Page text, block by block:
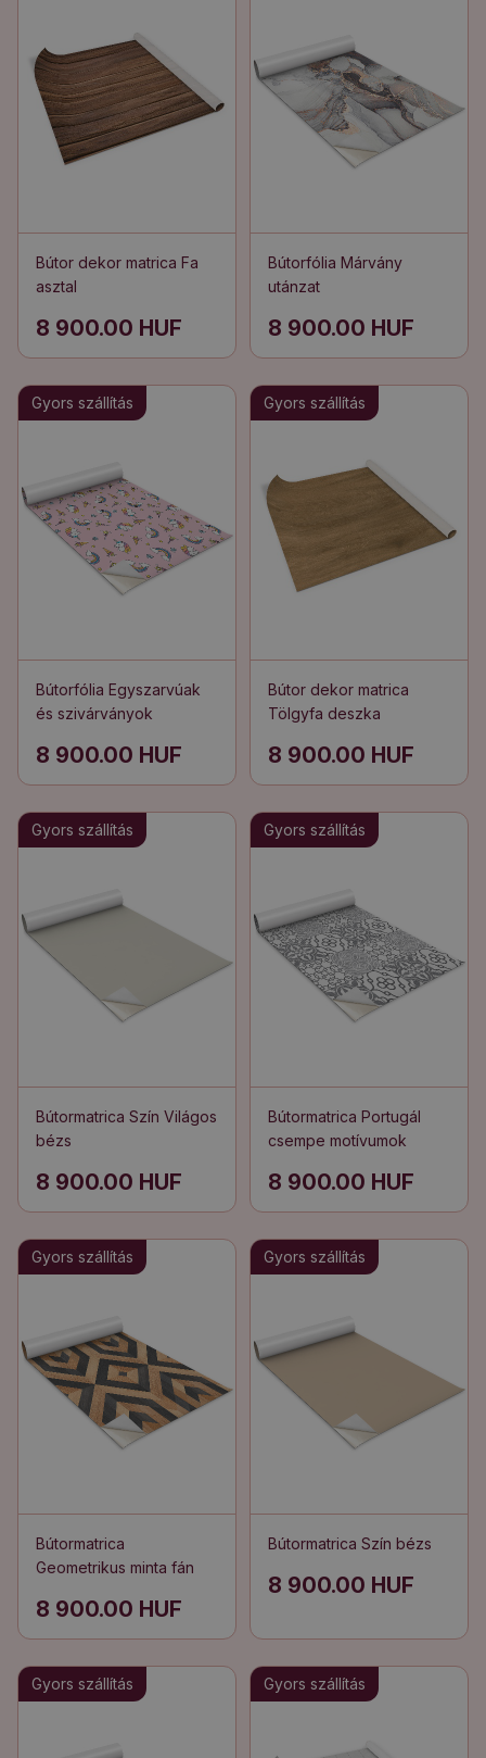
Bútor dekor matrica Fa
asztal
8 900.00 HUF
Bútorfólia Márvány
utánzat
8 900.00 HUF
Gyors szállítás
Bútorfólia Egyszarvúak
és szivárványok
8 900.00 HUF
Gyors szállítás
Bútor dekor matrica
Tölgyfa deszka
8 900.00 HUF
Gyors szállítás
Bútormatrica Szín Világos
bézs
8 900.00 HUF
Gyors szállítás
Bútormatrica Portugál
csempe motívumok
8 900.00 HUF
Gyors szállítás
Bútormatrica
Geometrikus minta fán
8 900.00 HUF
Gyors szállítás
Bútormatrica Szín bézs
8 900.00 HUF
Gyors szállítás Gyors szállítás